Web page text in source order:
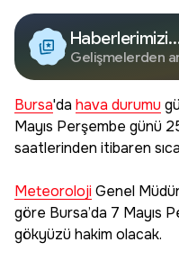
Haberlerimizi
Google'da
Edin
Gelişmelerden
Bursa'da hava durumu
Mayıs Perşembe günü
saatlerinden itibaren
MeteorolojiGenel
göre Bursa’da 7 Mayıs
gökyüzü hakim olacak.